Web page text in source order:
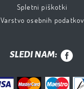
Spletni piškotki
Varstvo osebnih podatkov
SLEDI NAM: